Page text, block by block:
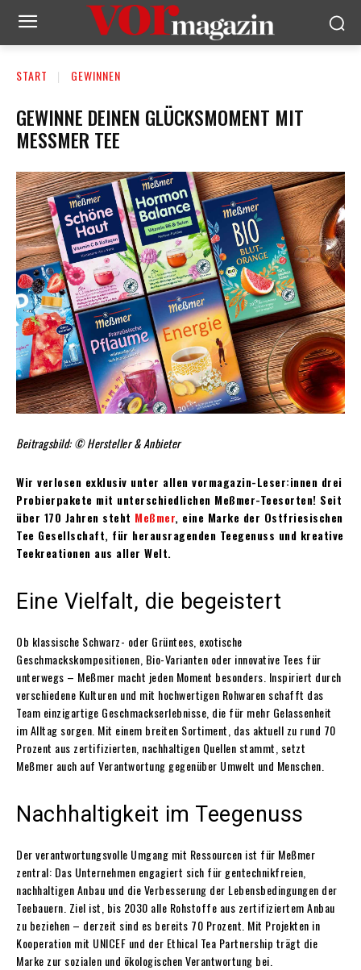
START GEWINNEN
GEWINNE DEINEN GLÜCKSMOMENT MIT
MESSMER TEE
Beitragsbild: © Hersteller & Anbieter
Wir verlosen exklusiv unter allen vormagazin-Leser:innen drei
Probierpakete mit unterschiedlichen Meßmer-Teesorten! Seit
über 170 Jahren steht Meßmer, eine Marke der Ostfriesischen
Tee Gesellschaft, für herausragenden Teegenuss und kreative
Teekreationen aus aller Welt.
Eine Vielfalt, die begeistert
Ob klassische Schwarz- oder Grüntees, exotische
Geschmackskompositionen, Bio-Varianten oder innovative Tees für
unterwegs – Meßmer macht jeden Moment besonders. Inspiriert durch
verschiedene Kulturen und mit hochwertigen Rohwaren schafft das
Team einzigartige Geschmackserlebnisse, die für mehr Gelassenheit
im Alltag sorgen. Mit einem breiten Sortiment, das aktuell zu rund 70
Prozent aus zertifizierten, nachhaltigen Quellen stammt, setzt
Meßmer auch auf Verantwortung gegenüber Umwelt und Menschen.
Nachhaltigkeit im Teegenuss
Der verantwortungsvolle Umgang mit Ressourcen ist für Meßmer
zentral: Das Unternehmen engagiert sich für gentechnikfreien,
nachhaltigen Anbau und die Verbesserung der Lebensbedingungen der
Teebauern. Ziel ist, bis 2030 alle Rohstoffe aus zertifiziertem Anbau
zu beziehen – derzeit sind es bereits 70 Prozent. Mit Projekten in
Kooperation mit UNICEF und der Ethical Tea Partnership trägt die
Marke zur sozialen und ökologischen Verantwortung bei.